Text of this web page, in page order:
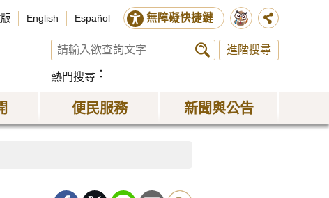
English Español 無障礙快捷鍵
進階搜尋
熱門搜尋
便民服務 新聞與公告